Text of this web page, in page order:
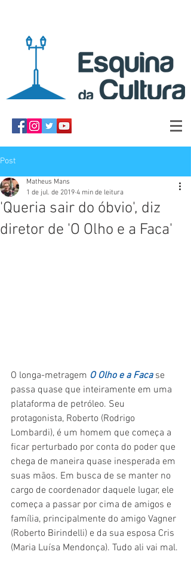
Post
'Queria sair do óbvio', diz
diretor de 'O Olho e a Faca'
Matheus Mans
1 de jul. de 2019 4 min de leitura
O longa-metragem O Olho e a Faca se
passa quase que inteiramente em uma
plataforma de petróleo. Seu
protagonista, Roberto (Rodrigo
Lombardi), é um homem que começa a
ficar perturbado por conta do poder que
chega de maneira quase inesperada em
suas mãos. Em busca de se manter no
cargo de coordenador daquele lugar, ele
começa a passar por cima de amigos e
família, principalmente do amigo Vagner
(Roberto Birindelli) e da sua esposa Cris
(Maria Luísa Mendonça). Tudo ali vai mal.